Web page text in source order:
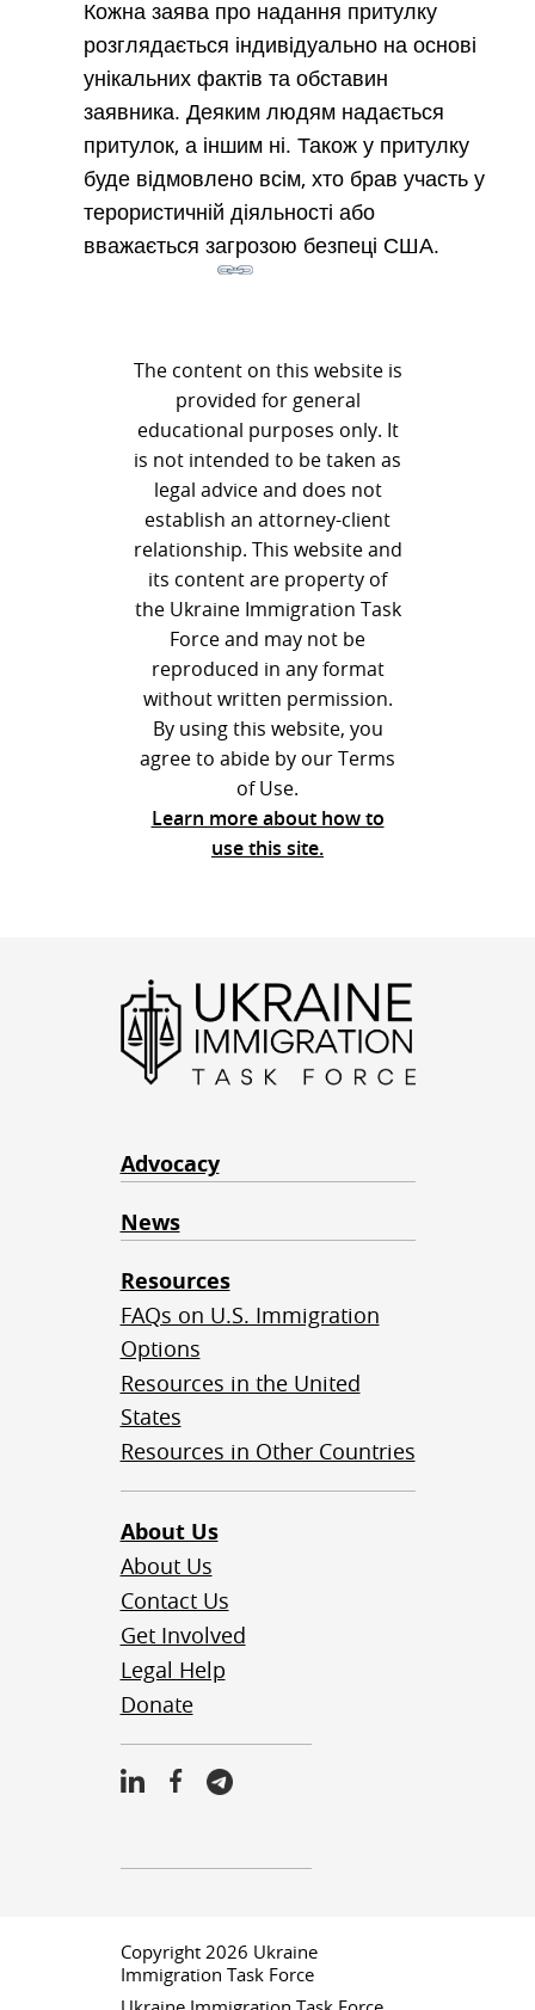
Кожна заява про надання притулку
розглядається індивідуально на основі
унікальних фактів та обставин
заявника. Деяким людям надається
притулок, а іншим ні. Також у притулку
буде відмовлено всім, хто брав участь у
терористичній діяльності або
вважається загрозою безпеці США.
The content on this website is
provided for general
educational purposes only. It
is not intended to be taken as
legal advice and does not
establish an attorney-client
relationship. This website and
its content are property of
the Ukraine Immigration Task
Force and may not be
reproduced in any format
without written permission.
By using this website, you
agree to abide by our Terms
of Use.
Learn more about how to
use this site.
Advocacy
News
Resources
FAQs on U.S. Immigration
Options
Resources in the United
States
Resources in Other Countries
About Us
About Us
Contact Us
Get Involved
Legal Help
Donate
Copyright 2026 Ukraine
Immigration Task Force